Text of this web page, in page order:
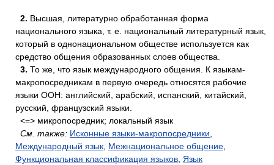
2. Высшая, литературно обработанная форма
национального языка, т. е. национальный литературный язык,
который в однонациональном обществе используется как
средство общения образованных слоев общества.
3. То же, что язык международного общения. К языкам-
макропосредникам в первую очередь относятся рабочие
языки ООН: английский, арабский, испанский, китайский,
русский, французский языки.
<=> микропосредник; локальный язык
См. также: Исконные языки-макропосредники
Международный язык Межнациональное общение
Функциональная классификация языков Язык